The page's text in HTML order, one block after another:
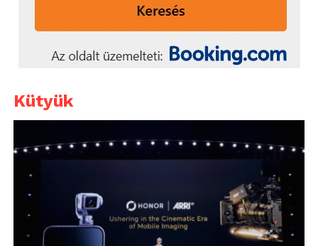
Kütyük